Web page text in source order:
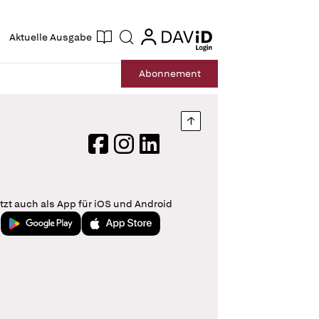
Aktuelle Ausgabe Suche login
login
Abonnement
Nach oben springen
FacebookInstagram
LinkedIn
auch als App für iOS und Android
Jetzt bei Google PlayLaden im App Store